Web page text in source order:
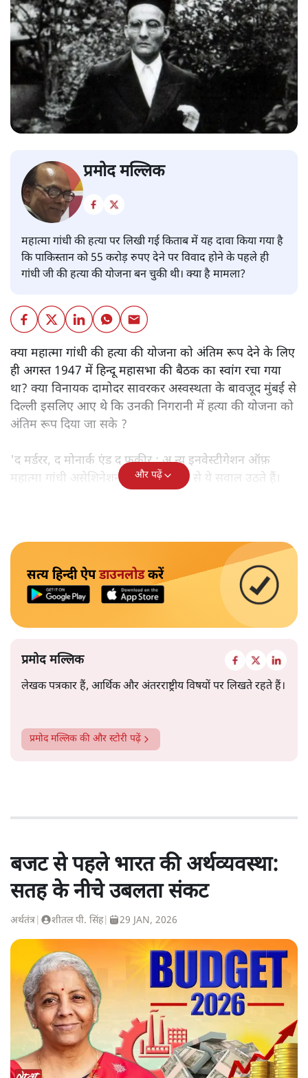
प्रमोद मल्लिक
महात्मा गांधी की हत्या पर लिखी गई किताब में यह दावा किया गया है
कि पाकिस्तान को 55 करोड़ रुपए देने पर विवाद होने के पहले ही
गांधी जी की हत्या की योजना बन चुकी थी। क्या है मामला?
क्या महात्मा गांधी की हत्या की योजना को अंतिम रूप देने के लिए
ही अगस्त 1947 में हिन्दू महासभा की बैठक का स्वांग रचा गया
था? क्या विनायक दामोदर सावरकर अस्वस्थता के बावजूद मुंबई से
दिल्ली इसलिए आए थे कि उनकी निगरानी में हत्या की योजना को
अंतिम रूप दिया जा सके ?
'द मर्डरर, द मोनार्क एंड द फ़कीर : अ न्यू इनवेस्टीगेशन ऑफ़
महात्मा गांधी असेशिनेशन' नामक किताब से ये सवाल उठते हैं।
और पढ़ें
सत्य हिन्दी ऐपडाउनलोडकरें
प्रमोद मल्लिक
लेखक पत्रकार हैं, आर्थिक और अंतरराष्ट्रीय विषयों पर लिखते रहते हैं।
प्रमोद मल्लिक की और स्टोरी पढ़ें
बजट से पहले भारत की अर्थव्यवस्था:
सतह के नीचे उबलता संकट
अर्थतंत्र शीतल पी. सिंह| 29 JAN, 2026